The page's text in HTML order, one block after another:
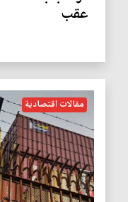
عقب
مقالات اقتصادية